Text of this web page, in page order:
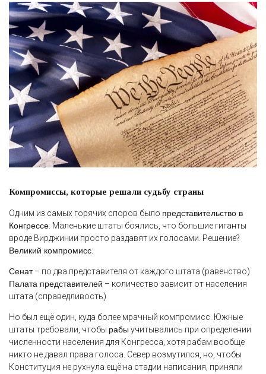
Компромиссы, которые решали судьбу страны
Одним из самых горячих споров было представительство в
Конгрессе . Маленькие штаты боялись, что большие гиганты
вроде Вирджинии просто раздавят их голосами. Решение?
Великий компромисс:
Сенат– по два представителя от каждого штата (равенство)
Палата представителей – количество зависит от населения
штата (справедливость)
Но был ещё один, куда более мрачный компромисс. Южные
штаты требовали, чтобы рабы учитывались при определении
численности населения для Конгресса, хотя рабам вообще
никто не давал права голоса. Север возмутился, но, чтобы
Конституция не рухнула ещё на стадии написания, приняли